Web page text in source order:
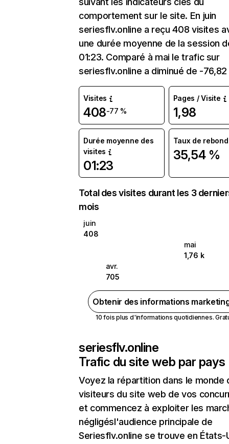
comportement sur le site. En juin
seriesflv.online a reçu 408 visites
une durée moyenne de la session
01:23. Comparé à mai le trafic sur
seriesflv.online a diminué de -
Visites
408-77 %
Pages / Visite
1,98
Durée moyenne des
visites
01:23
Taux de rebond
35,54 %
Total des visites durant les 3
mois
juin
408
mai
1,76 k
avr.
705
Obtenir des informations
10 fois plus d'informations quotidiennes.
seriesflv.online
Trafic du site web par pays
Voyez la répartition dans le monde
visiteurs du site web de vos
et commencez à exploiter les
négligésl'audience principale de
Seriesflv.online se trouve en États-